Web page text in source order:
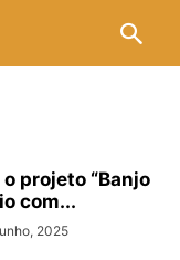
projeto “Banjo
com...
2025